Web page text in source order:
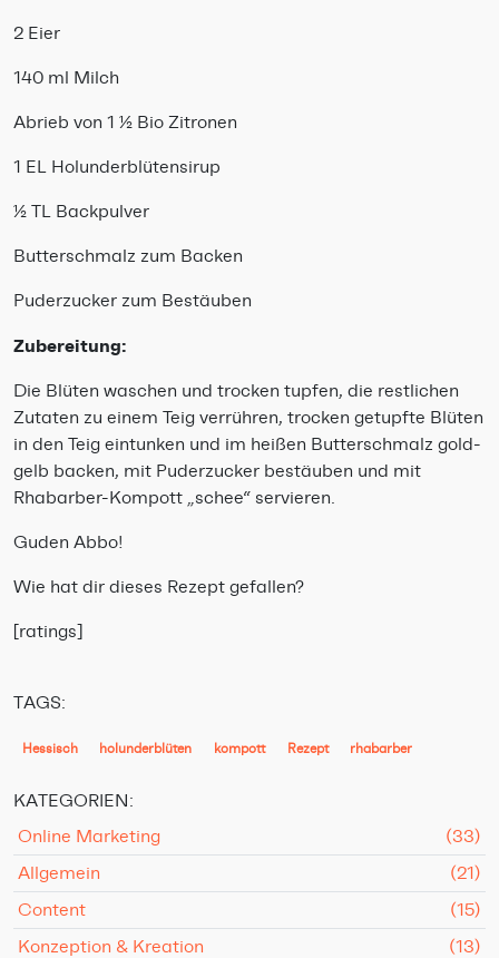
2 Eier
140 ml Milch
Abrieb von 1 ½ Bio Zitronen
1 EL Holunderblütensirup
½ TL Backpulver
Butterschmalz zum Backen
Puderzucker zum Bestäuben
Zubereitung:
Die Blüten waschen und trocken tupfen, die restlichen
Zutaten zu einem Teig verrühren, trocken getupfte Blüten
in den Teig eintunken und im heißen Butterschmalz gold-
gelb backen, mit Puderzucker bestäuben und mit
Rhabarber-Kompott „schee“ servieren.
Guden Abbo!
Wie hat dir dieses Rezept gefallen?
[ratings]
TAGS:
Hessisch holunderblüten kompott Rezept rhabarber
KATEGORIEN:
Online Marketing
(33)
Allgemein
(21)
Content
(15)
Konzeption & Kreation
(13)